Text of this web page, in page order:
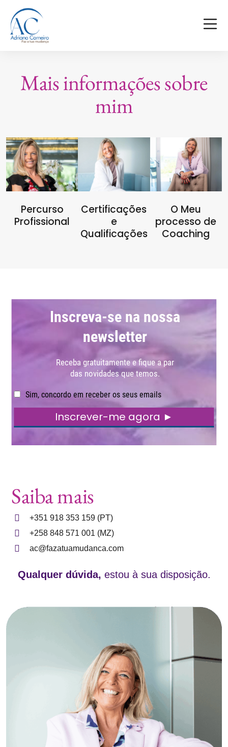
Mais informações sobre
mim
Percurso
Profissional
Certificações
e
Qualificações
O Meu
processo de
Coaching
Saiba mais
+351 918 353 159 (PT)
+258 848 571 001 (MZ)
ac@fazatuamudanca.com
Qualquer dúvida, estou à sua disposição.